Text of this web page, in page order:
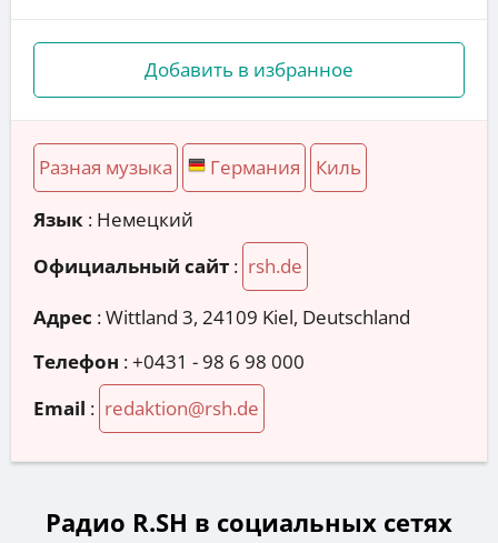
Добавить в избранное
Разная музыка Германия Киль
Язык : Немецкий
Официальный сайт : rsh.de
Адрес :Wittland 3, 24109 Kiel, Deutschland
Телефон :+0431 - 98 6 98 000
Email : redaktion@rsh.de
Радио R.SH в социальных сетях